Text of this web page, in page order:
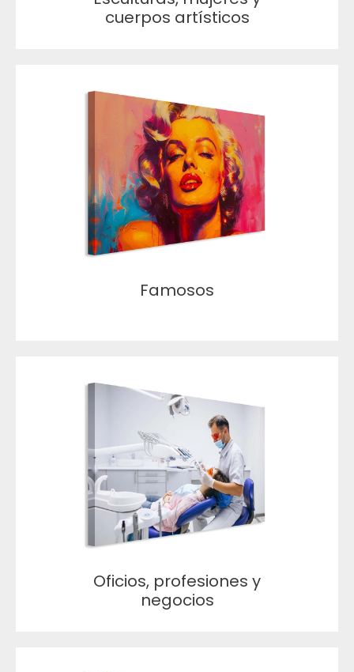
cuerpos artísticos
Famosos
Oficios, profesiones y
negocios